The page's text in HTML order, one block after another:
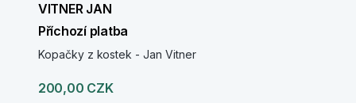
VITNER JAN
Příchozí platba
Kopačky z kostek - Jan Vitner
200,00 CZK